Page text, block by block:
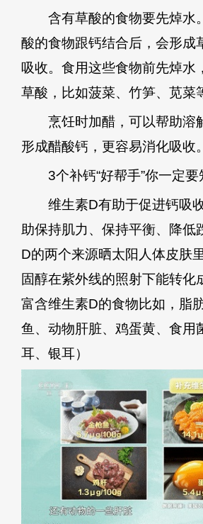
含有草酸的食物要先焯水
酸的食物跟钙结合后，会形成
吸收。食用这些食物前先焯水
草酸，比如菠菜、竹笋、苋菜
烹饪时加醋，可以帮助溶
形成醋酸钙，更容易消化吸收。
3个补钙“好帮手”你一定要
维生素D有助于促进钙吸
助保持肌力、保持平衡、降低
D的两个来源晒太阳人体皮肤
固醇在紫外线的照射下能转化
富含维生素D的食物比如，脂
鱼、动物肝脏、鸡蛋黄、食用
耳、银耳）